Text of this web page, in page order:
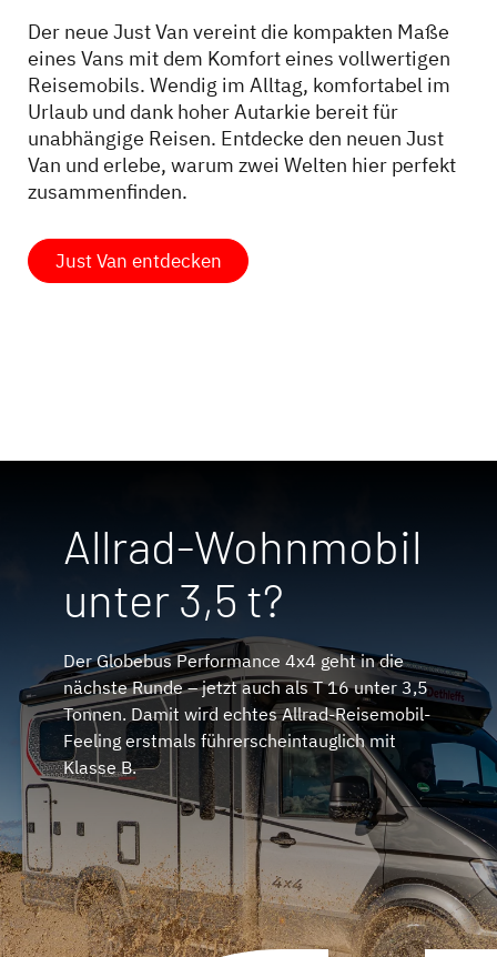
Der neue Just Van vereint die kompakten Maße
eines Vans mit dem Komfort eines vollwertigen
Reisemobils. Wendig im Alltag, komfortabel im
Urlaub und dank hoher Autarkie bereit für
unabhängige Reisen. Entdecke den neuen Just
Van und erlebe, warum zwei Welten hier perfekt
zusammenfinden.
Just Van entdecken
Allrad-Wohnmobil
unter 3,5 t?
Der Globebus Performance 4x4 geht in die
nächste Runde – jetzt auch als T 16 unter 3,5
Tonnen. Damit wird echtes Allrad-Reisemobil-
Feeling erstmals führerscheintauglich mit
Klasse B.
Finde den Dethleffs Händler in deiner Nähe